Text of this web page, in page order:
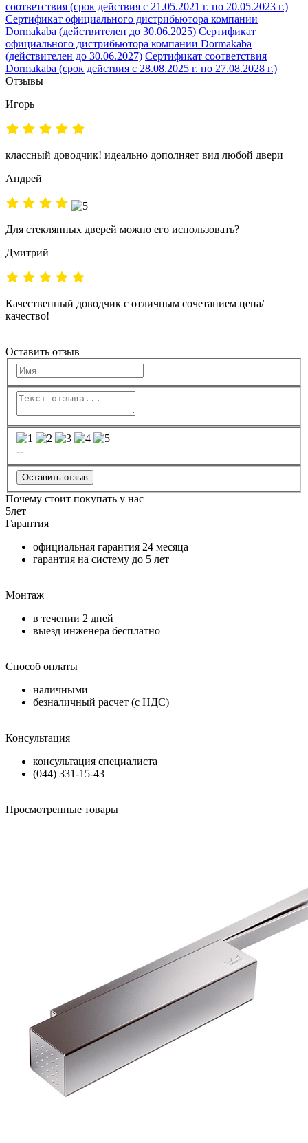
соответствия (срок действия с 21.05.2021 г. по 20.05.2023 г.)
Сертификат официального дистрибьютора компании
Dormakaba (действителен до 30.06.2025) Сертификат
официального дистрибьютора компании Dormakaba
(действителен до 30.06.2027) Сертификат соответствия
Dormakaba (срок действия с 28.08.2025 г. по 27.08.2028 г.)
Отзывы
Игорь
классный доводчик! идеально дополняет вид любой двери
Андрей
Для стеклянных дверей можно его использовать?
Дмитрий
Качественный доводчик с отличным сочетанием цена/
качество!
Оставить отзыв
--
Оставить отзыв
Почему стоит покупать у нас
5лет
Гарантия
официальная гарантия 24 месяца
гарантия на систему до 5 лет
Монтаж
в течении 2 дней
выезд инженера бесплатно
Способ оплаты
наличными
безналичный расчет (с НДС)
Консультация
консультация специалиста
(044) 331-15-43
Просмотренные товары